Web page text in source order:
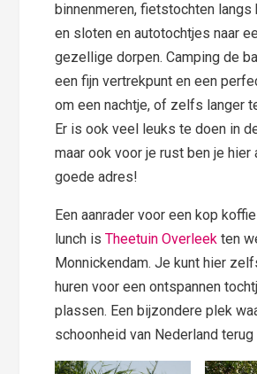
binnenmeren, fietstochten langs
en sloten en autotochtjes naar
gezellige dorpen. Camping de
een fijn vertrekpunt en een
om een nachtje, of zelfs langer
Er is ook veel leuks te doen in
maar ook voor je rust ben je hier
goede adres!
Een aanrader voor een kop
lunch isTheetuin Overleek ten
Monnickendam. Je kunt hier
huren voor een ontspannen
plassen. Een bijzondere plek
schoonheid van Nederland